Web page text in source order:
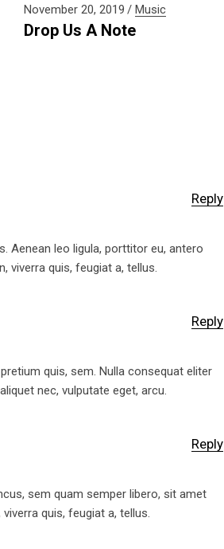
November 20, 2019 Music
Drop Us A Note
Reply
Aenean leo ligula, porttitor eu, antero
viverra quis, feugiat a, tellus.
Reply
quis, sem. Nulla consequat eliter
nec, vulputate eget, arcu.
Reply
sem quam semper libero, sit amet
quis, feugiat a, tellus.